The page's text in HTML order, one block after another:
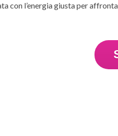
con l’energia giusta per